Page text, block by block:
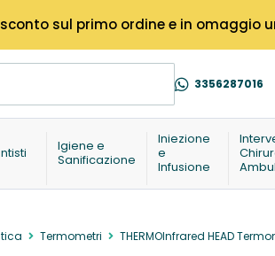
sul primo ordine e in omaggio
3356287016
Igiene e
Sanificazione
Iniezione
e
Infusione
Termometri THERMOInfrared HEAD